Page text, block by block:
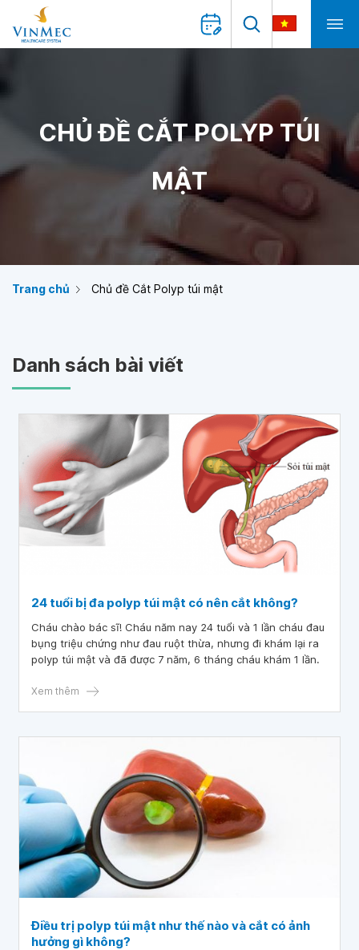
CHỦ ĐỀ CẮT POLYP TÚI
MẬT
Trang chủ Chủ đề Cắt Polyp túi mật
Danh sách bài viết
24 tuổi bị đa polyp túi mật có nên cắt không?
Cháu chào bác sĩ! Cháu năm nay 24 tuổi và 1 lần cháu đau
bụng triệu chứng như đau ruột thừa, nhưng đi khám lại ra
polyp túi mật và đã được 7 năm, 6 tháng cháu khám 1 lần.
Xem thêm
Điều trị polyp túi mật như thế nào và cắt có ảnh
hưởng gì không?